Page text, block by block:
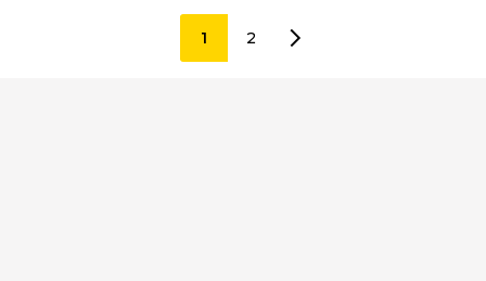
1 2